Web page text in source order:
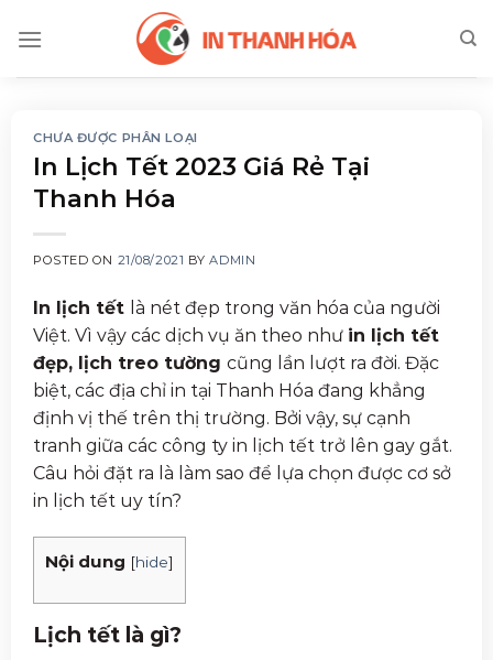
CHƯA ĐƯỢC PHÂN LOẠI
In Lịch Tết 2023 Giá Rẻ Tại
Thanh Hóa
POSTED ON 21/08/2021 BYADMIN
In lịch tết là nét đẹp trong văn hóa của người
Việt. Vì vậy các dịch vụ ăn theo như in lịch tết
đẹp, lịch treo tường cũng lần lượt ra đời. Đặc
biệt, các địa chỉ in tại Thanh Hóa đang khẳng
định vị thế trên thị trường. Bởi vậy, sự cạnh
tranh giữa các công ty in lịch tết trở lên gay gắt.
Câu hỏi đặt ra là làm sao để lựa chọn được cơ sở
in lịch tết uy tín?
Nội dung [hide]
Lịch tết là gì?